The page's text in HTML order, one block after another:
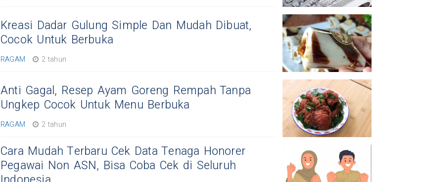
Kreasi Dadar Gulung Simple Dan Mudah Dibuat,
Cocok Untuk Berbuka
RAGAM 2 tahun
Anti Gagal, Resep Ayam Goreng Rempah Tanpa
Ungkep Cocok Untuk Menu Berbuka
RAGAM 2 tahun
Cara Mudah Terbaru Cek Data Tenaga Honorer
Pegawai Non ASN, Bisa Coba Cek di Seluruh